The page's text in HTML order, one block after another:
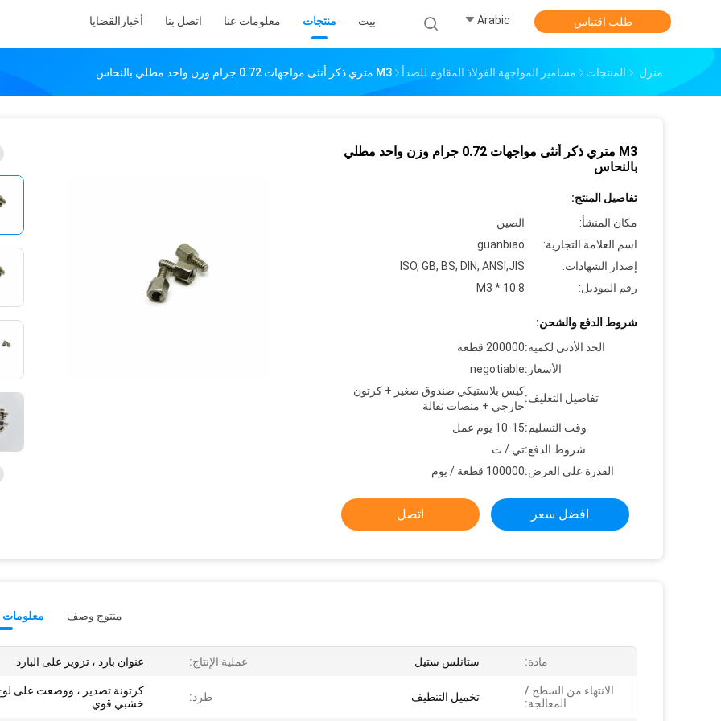
بيت منتجات معلومات عنا اتصل بنا أخبار القضايا Arabic طلب اقتباس
منزل المنتجات مسامير المواجهة الفولاذ المقاوم للصدأ M3 متري ذكر أنثى مواجهات 0.72 جرام وزن واحد مطلي بالنحاس
M3 متري ذكر أنثى مواجهات 0.72 جرام وزن واحد مطلي
بالنحاس
تفاصيل المنتج:
مكان المنشأ:
الصين
اسم العلامة التجارية:
guanbiao
إصدار الشهادات:
ISO, GB, BS, DIN, ANSI,JIS
رقم الموديل:
M3 * 10.8
شروط الدفع والشحن:
الحد الأدنى لكمية:200000 قطعة
الأسعار:negotiable
تفاصيل التغليف:
كيس بلاستيكي صندوق صغير + كرتون
خارجي + منصات نقالة
وقت التسليم:10-15 يوم عمل
شروط الدفع:تي / ت
القدرة على العرض:100000 قطعة / يوم
افضل سعر اتصل
معلومات منتوج وصف
مادة: ستانلس ستيل عملية الإنتاج: عنوان بارد ، تزوير على البارد
الانتهاء من السطح /
المعالجة:
تخميل التنظيف طرد:
كرتونة تصدير ، ووضعت على
خشبي قوي